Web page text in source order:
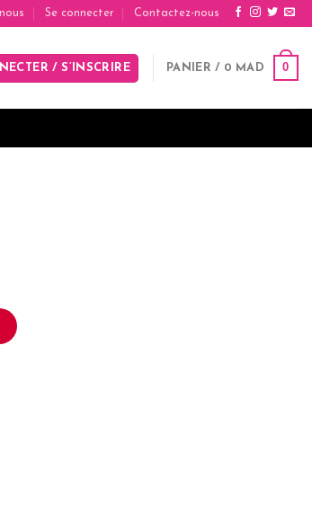
Se connecter Contactez-nous
/ S’INSCRIRE PANIER / 0 MAD 0